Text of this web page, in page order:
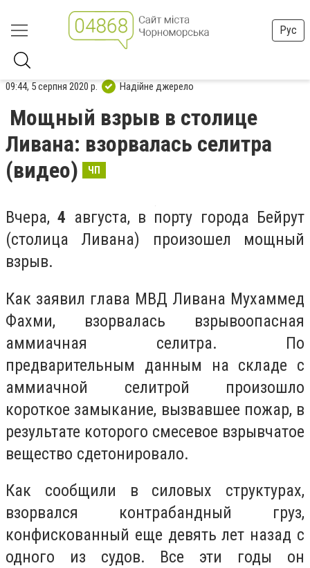
Рус
09:44, 5 серпня 2020 р. Надійне джерело
Мощный взрыв в столице
Ливана: взорвалась селитра
(видео)
ЧП
Вчера,4 августа, в порту города Бейрут
(столица Ливана) произошел мощный
взрыв.
Как заявил глава МВД Ливана Мухаммед
Фахми, взорвалась взрывоопасная
аммиачная селитра. По
предварительным данным на складе с
аммиачной селитрой произошло
короткое замыкание, вызвавшее пожар, в
результате которого смесевое взрывчатое
вещество сдетонировало.
Как сообщили в силовых структурах,
взорвался контрабандный груз,
конфискованный еще девять лет назад с
одного из судов. Все эти годы он